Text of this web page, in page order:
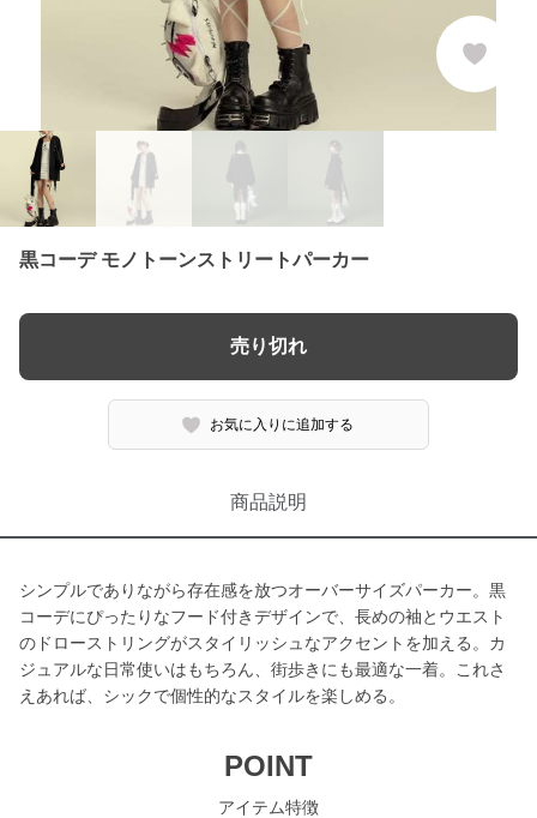
黒コーデ モノトーンストリートパーカー
売り切れ
お気に入りに追加する
商品説明
シンプルでありながら存在感を放つオーバーサイズパーカー。黒
コーデにぴったりなフード付きデザインで、長めの袖とウエスト
のドローストリングがスタイリッシュなアクセントを加える。カ
ジュアルな日常使いはもちろん、街歩きにも最適な一着。これさ
えあれば、シックで個性的なスタイルを楽しめる。
POINT
アイテム特徴